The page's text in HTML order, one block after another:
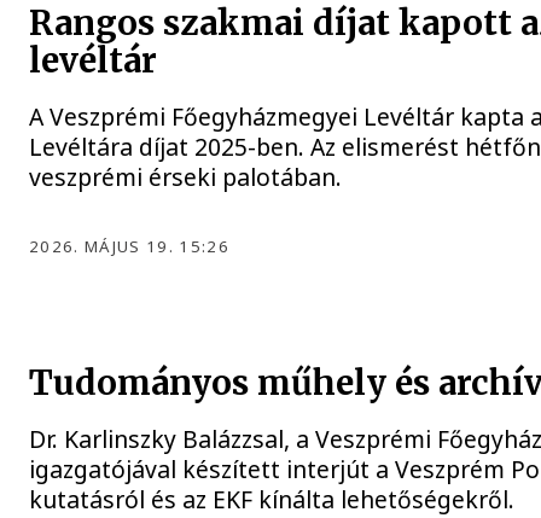
Rangos szakmai díjat kapott
levéltár
A Veszprémi Főegyházmegyei Levéltár kapta
Levéltára díjat 2025-ben. Az elismerést
veszprémi érseki palotában.
2026. MÁJUS 19. 15:26
Tudományos műhely és
Dr. Karlinszky Balázzsal, a Veszprémi
igazgatójával készített interjút a Veszprém
kutatásról és az EKF kínálta lehetőségekről.